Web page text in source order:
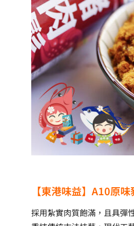
【東港味益】A10原
採用紮實肉質飽滿，且具彈